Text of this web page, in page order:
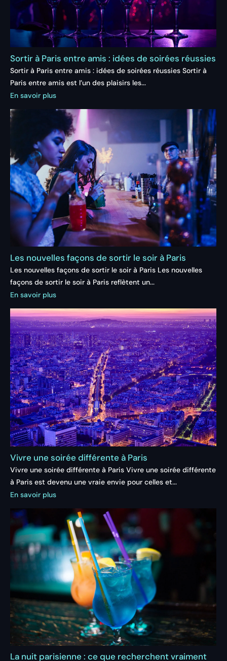
Sortir à Paris entre amis : idées de soirées réussies
Sortir à Paris entre amis : idées de soirées réussies Sortir à
Paris entre amis est l’un des plaisirs les...
En savoir plus
Les nouvelles façons de sortir le soir à Paris
Les nouvelles façons de sortir le soir à Paris Les nouvelles
façons de sortir le soir à Paris reflètent un...
En savoir plus
Vivre une soirée différente à Paris
Vivre une soirée différente à Paris Vivre une soirée différente
à Paris est devenu une vraie envie pour celles et...
En savoir plus
La nuit parisienne : ce que recherchent vraiment